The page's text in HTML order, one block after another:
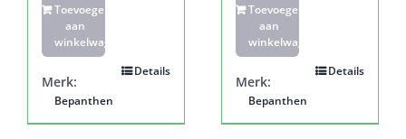
Toevoegen
aan
winkelwagen
Details
Merk:
Bepanthen
Toevoegen
aan
winkelwagen
Details
Merk:
Bepanthen